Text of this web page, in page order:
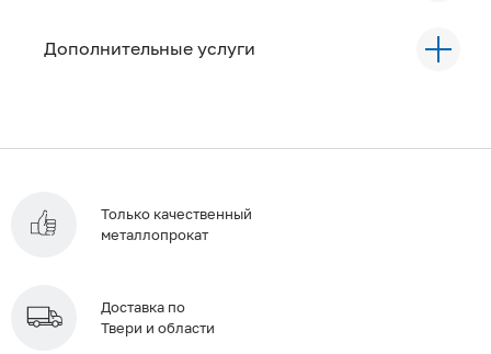
Дополнительные услуги
Только качественный
металлопрокат
Доставка по
Твери и области